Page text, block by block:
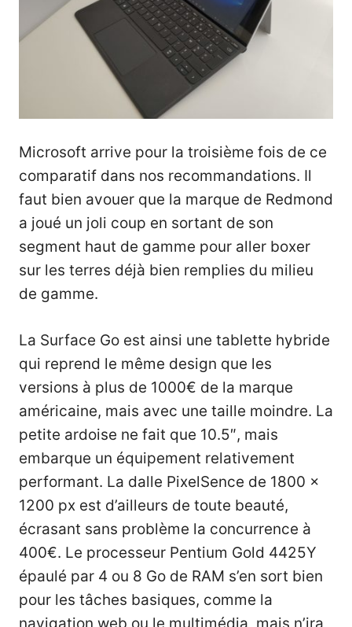
Microsoft arrive pour la troisième fois de ce
comparatif dans nos recommandations. Il
faut bien avouer que la marque de Redmond
a joué un joli coup en sortant de son
segment haut de gamme pour aller boxer
sur les terres déjà bien remplies du milieu
de gamme.
La Surface Go est ainsi une tablette hybride
qui reprend le même design que les
versions à plus de 1000€ de la marque
américaine, mais avec une taille moindre. La
petite ardoise ne fait que 10.5″, mais
embarque un équipement relativement
performant. La dalle PixelSence de 1800 x
1200 px est d’ailleurs de toute beauté,
écrasant sans problème la concurrence à
400€. Le processeur Pentium Gold 4425Y
épaulé par 4 ou 8 Go de RAM s’en sort bien
pour les tâches basiques, comme la
navigation web ou le multimédia, mais n’ira